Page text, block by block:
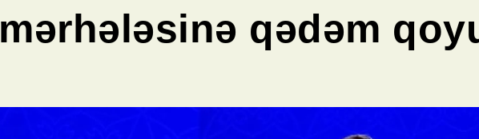
mərhələsinə qədəm